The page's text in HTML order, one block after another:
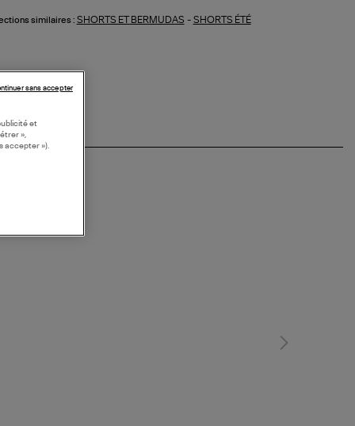
similaires : SHORTS ET BERMUDAS - SHORTS ÉTÉ
et
»,
accepter »).
sans accepter